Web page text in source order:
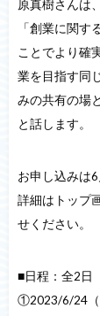
原真樹さんは、
「創業に関
ことでより確
業を目指す同
みの共有の場
と話します。
お申し込みは
詳細はトップ
せください。
■日程：全2日
①2023/6/24（